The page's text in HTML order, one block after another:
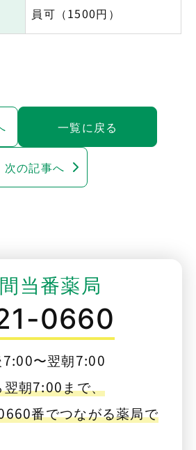
員可（1500円）
一覧に戻る
次の記事へ
当番薬局
0660
7:00〜翌朝7:00
朝7:00まで、
番でつながる薬局で